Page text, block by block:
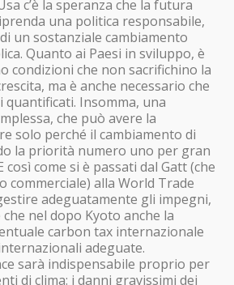
c’è la speranza che la futura
una politica responsabile,
un sostanziale cambiamento
Quanto ai Paesi in sviluppo, è
condizioni che non sacrifichino la
ma è anche necessario che
quantificati. Insomma, una
che può avere la
solo perché il cambiamento di
la priorità numero uno per gran
così come si è passati dal Gatt (che
commerciale) alla World Trade
adeguatamente gli impegni,
nel dopo Kyoto anche la
carbon tax internazionale
adeguate.
sarà indispensabile proprio per
di clima: i danni gravissimi dei